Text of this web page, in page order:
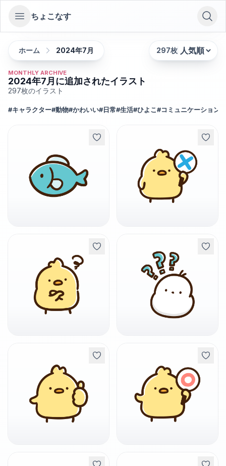
Open sidebar
ちょこなす
ホーム 2024年7月 297枚
並び替え:
MONTHLY ARCHIVE
2024年7月に追加されたイラスト
297枚のイラスト
#キャラクター#動物#かわいい# 日常#生活#ひよこ#コミュニケーション